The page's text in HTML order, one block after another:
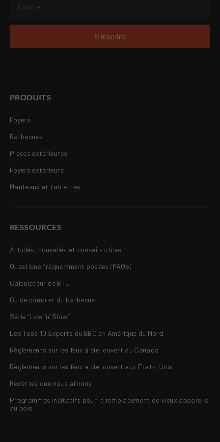
S'inscrire
PRODUITS
Foyers
Barbecues
Pièces extérieures
Foyers extérieurs
Manteaux et tablettes
RESSOURCES
Articles, nouvelles et conseils utiles
Questions fréquemment posées (FAQs)
Calculateur de BTU
Guide complet du barbecue
Série “Low ‘n’ Slow”
Les Tops 10 Experts du BBQ en Amérique du Nord
Règlements sur les feux à ciel ouvert au Canada
Règlements sur les feux à ciel ouvert aux États-Unis
Recettes que nous aimons
Programmes incitatifs pour le remplacement de vieux appareils
au bois